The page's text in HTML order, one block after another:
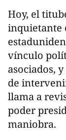
Hoy, el
inquietante
vínculo
asociados,
de
llama a
poder
maniobra.